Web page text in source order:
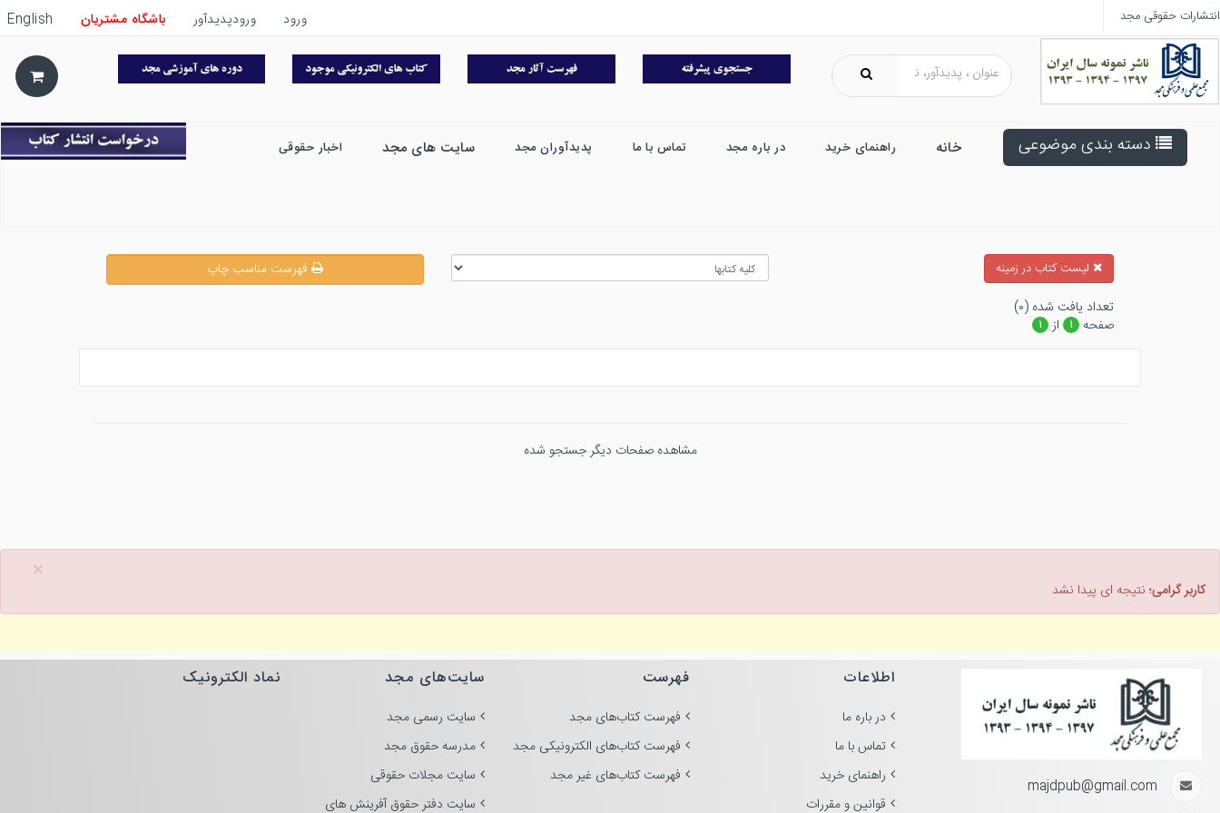
انتشارات حقوقی مجد ورود ورودپدیدآور باشگاه مشتریان English
دسته بندی موضوعی خانه راهنمای خرید در باره مجد تماس با ما پدیدآوران مجد سایت های مجد اخبار حقوقی
ليست كتاب در زمينه
فهرست مناسب چاپ
تعداد يافت شده (۰)
صفحه
۱ از ۱
مشاهده صفحات دیگر جستجو شده
×
کاربر گرامی؛ نتیجه ای پیدا نشد
majdpub@gmail.com
اطلاعات
در باره ما
تماس با ما
راهنمای خرید
قوانین و مقررات
فهرست
فهرست کتاب‌های مجد
فهرست کتاب‌های الکترونیکی مجد
فهرست کتاب‌های غیر مجد
سایت‌های مجد
سایت رسمی مجد
مدرسه حقوق مجد
سایت مجلات حقوقی
سایت دفتر حقوق آفرینش های
نماد الکترونیک